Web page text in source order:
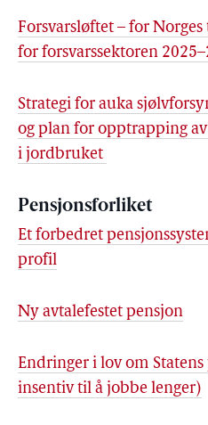
Forsvarsløftet – for
for forsvarssektoren
Strategi for auka
og plan for opptrapping
i jordbruket
Pensjonsforliket
Et forbedret
profil
Ny avtalefestet pensjon
Endringer i lov om
insentiv til å jobbe lenger)